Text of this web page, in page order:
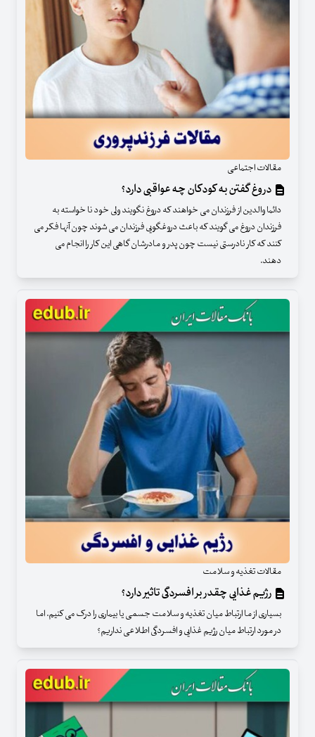
مقالات اجتماعی
دروغ گفتن به کودکان چه عواقبی دارد؟
دائما والدین از فرزندان می خواهند که دروغ نگویند ولی خود نا خواسته به
فرزندان دروغ می گویند که باعث دروغگویی فرزندان می شوند چون آنها فکر می
کنند که کار نادرستی نیست چون پدر و مادرشان گاهی این کار را انجام می
دهند.
مقالات تغذیه و سلامت
رژیم غذایی چقدر بر افسردگی تاثیر دارد؟
بسیاری از ما ارتباط میان تغذیه و سلامت جسمی یا بیماری را درک می کنیم. اما
در مورد ارتباط میان رژیم غذایی و افسردگی اطلاعی نداریم؟